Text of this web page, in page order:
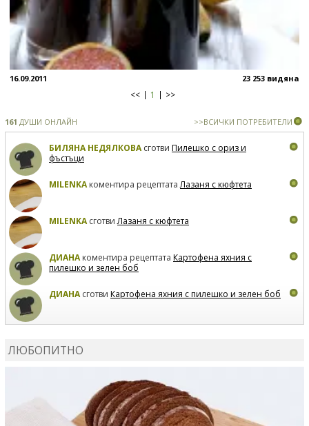
16.09.2011 23 253 видяна
<< 1 >>
161 ДУШИ ОНЛАЙН >>ВСИЧКИ ПОТРЕБИТЕЛИ
БИЛЯНА НЕДЯЛКОВАсготви Пилешко с ориз и
фъстъци
MILENKAкоментира рецептатаЛазаня с кюфтета
MILENKAсготвиЛазаня с кюфтета
ДИАНАкоментира рецептата Картофена яхния с
пилешко и зелен боб
ДИАНАсготви Картофена яхния с пилешко и зелен боб
ЛЮБОПИТНО